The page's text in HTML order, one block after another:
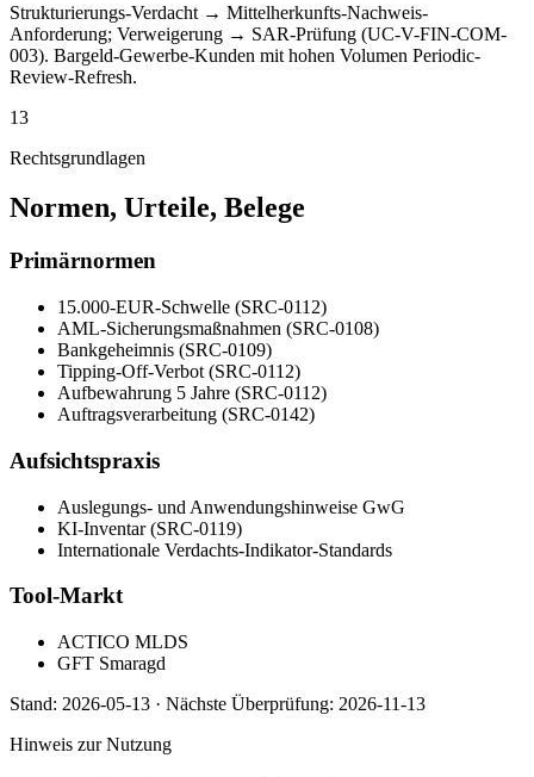
Strukturierungs-Verdacht → Mittelherkunfts-Nachweis-
Anforderung; Verweigerung → SAR-Prüfung (UC-V-FIN-COM-
003). Bargeld-Gewerbe-Kunden mit hohen Volumen Periodic-
Review-Refresh.
13
Rechtsgrundlagen
Normen, Urteile, Belege
Primärnormen
15.000-EUR-Schwelle (SRC-0112)
AML-Sicherungsmaßnahmen (SRC-0108)
Bankgeheimnis (SRC-0109)
Tipping-Off-Verbot (SRC-0112)
Aufbewahrung 5 Jahre (SRC-0112)
Auftragsverarbeitung (SRC-0142)
Aufsichtspraxis
Auslegungs- und Anwendungshinweise GwG
KI-Inventar (SRC-0119)
Internationale Verdachts-Indikator-Standards
Tool-Markt
ACTICO MLDS
GFT Smaragd
Stand: 2026-05-13 · Nächste Überprüfung: 2026-11-13
Hinweis zur Nutzung